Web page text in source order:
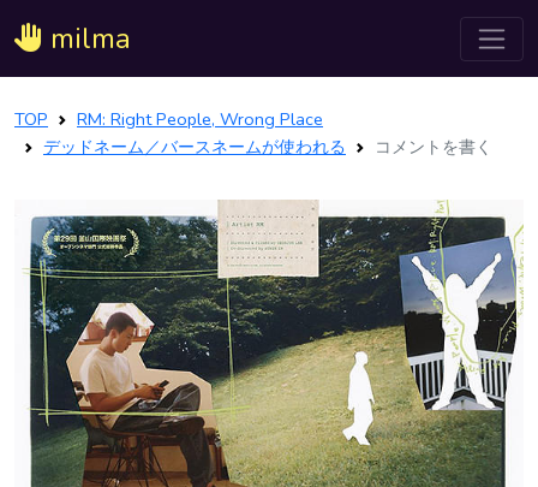
milma
TOP
RM: Right People, Wrong Place
デッドネーム／バースネームが使われる
コメントを書く